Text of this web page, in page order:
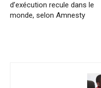
d’exécution recule dans le
monde, selon Amnesty